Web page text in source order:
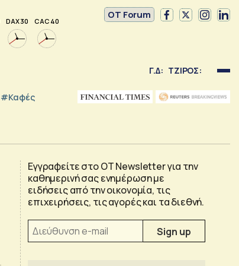
DAX 30 CAC 40
OT Forum
Γ.Δ: ΤΖΙΡΟΣ:
#καφές
Εγγραφείτε στο OT Newsletter για την
καθημερινή σας ενημέρωση με
ειδήσεις από την οικονομία, τις
επιχειρήσεις, τις αγορές και τα διεθνή.